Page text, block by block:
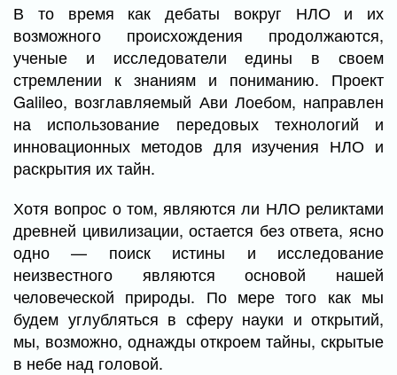
В то время как дебаты вокруг НЛО и их
возможного происхождения продолжаются,
ученые и исследователи едины в своем
стремлении к знаниям и пониманию. Проект
Galileo, возглавляемый Ави Лоебом, направлен
на использование передовых технологий и
инновационных методов для изучения НЛО и
раскрытия их тайн.
Хотя вопрос о том, являются ли НЛО реликтами
древней цивилизации, остается без ответа, ясно
одно — поиск истины и исследование
неизвестного являются основой нашей
человеческой природы. По мере того как мы
будем углубляться в сферу науки и открытий,
мы, возможно, однажды откроем тайны, скрытые
в небе над головой.